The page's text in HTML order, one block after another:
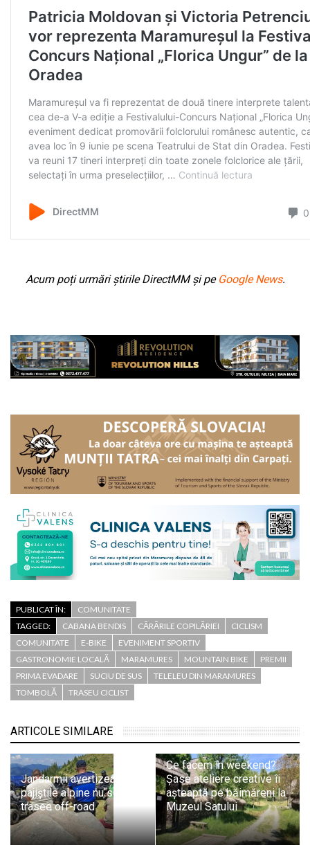
Acum poți urmări știrile DirectMM și pe Google News.
PUBLICAT ÎN:
COMUNITATE
TAGGED:
CABANA BENDIS CĂRĂRILE COPILĂRIEI
CICLISM
COMUNITATE
E-BIKE
EVENIMENT SPORTIV
GASTRONOMIE LOCALĂ
MARAMURES MOUNTAIN BIKE
PREMII
PRIMA EVADARE
SUCIU DE SUS
TELELEU DIN MARAMURES
TOMBOLĂ
TRASEU CICLIST
ARTICOLE SIMILARE
Jandarmii avertizează:
pajiștile alpine nu sunt
trasee off-road
Ce facem în weekend?
Șase ateliere creative îi
așteaptă pe băimăreni la
Muzeul Satului